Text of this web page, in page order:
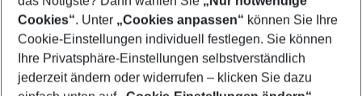
Footer
Cookies“. Unter „Cookies anpassen“ können Sie Ihre
Cookie-Einstellungen individuell festlegen. Sie können
Ihre Privatsphäre-Einstellungen selbstverständlich
jederzeit ändern oder widerrufen – klicken Sie dazu